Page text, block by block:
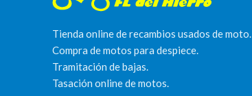
Tienda online de recambios usados de moto.
Compra de motos para despiece.
Tramitación de bajas.
Tasación online de motos.